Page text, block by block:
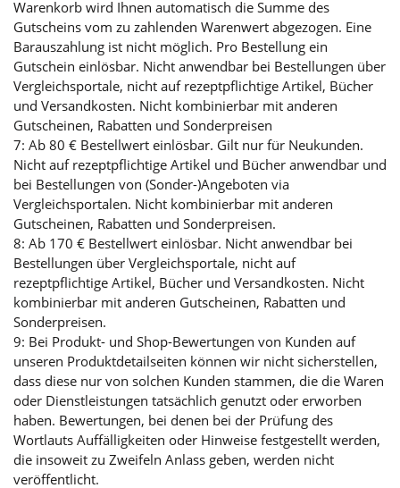
Warenkorb wird Ihnen automatisch die Summe des
Gutscheins vom zu zahlenden Warenwert abgezogen. Eine
Barauszahlung ist nicht möglich. Pro Bestellung ein
Gutschein einlösbar. Nicht anwendbar bei Bestellungen über
Vergleichsportale, nicht auf rezeptpflichtige Artikel, Bücher
und Versandkosten. Nicht kombinierbar mit anderen
Gutscheinen, Rabatten und Sonderpreisen
7: Ab 80 € Bestellwert einlösbar. Gilt nur für Neukunden.
Nicht auf rezeptpflichtige Artikel und Bücher anwendbar und
bei Bestellungen von (Sonder-)Angeboten via
Vergleichsportalen. Nicht kombinierbar mit anderen
Gutscheinen, Rabatten und Sonderpreisen.
8: Ab 170 € Bestellwert einlösbar. Nicht anwendbar bei
Bestellungen über Vergleichsportale, nicht auf
rezeptpflichtige Artikel, Bücher und Versandkosten. Nicht
kombinierbar mit anderen Gutscheinen, Rabatten und
Sonderpreisen.
9: Bei Produkt- und Shop-Bewertungen von Kunden auf
unseren Produktdetailseiten können wir nicht sicherstellen,
dass diese nur von solchen Kunden stammen, die die Waren
oder Dienstleistungen tatsächlich genutzt oder erworben
haben. Bewertungen, bei denen bei der Prüfung des
Wortlauts Auffälligkeiten oder Hinweise festgestellt werden,
die insoweit zu Zweifeln Anlass geben, werden nicht
veröffentlicht.